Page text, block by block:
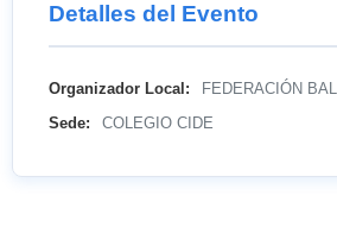
Detalles del Evento
Organizador Local: FEDERACIÓN
Sede: COLEGIO CIDE